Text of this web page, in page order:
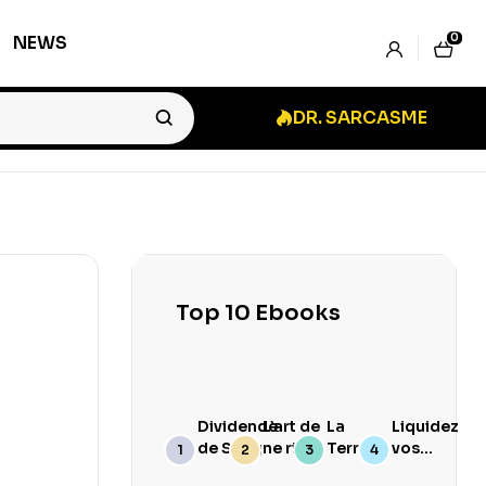
NEWS 0
DR. SARCASME
Top 10 Ebooks
Dividende
de Sang
L’art de
ne rien
branler
La
Terre
Goûte
Liquidez
vos